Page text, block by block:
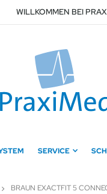
WILLKOMMEN BEI
SERVICE
BRAUN EXACTFIT 5